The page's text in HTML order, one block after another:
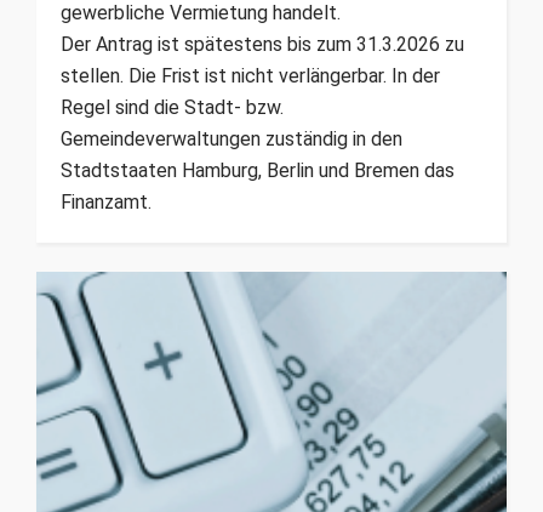
gewerbliche Vermietung handelt.
Der Antrag ist spätestens bis zum 31.3.2026 zu
stellen. Die Frist ist nicht verlängerbar. In der
Regel sind die Stadt- bzw.
Gemeindeverwaltungen zuständig in den
Stadtstaaten Hamburg, Berlin und Bremen das
Finanzamt.